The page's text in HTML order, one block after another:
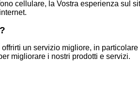
cellulare, la Vostra esperienza sul
un servizio migliore, in
migliorare i nostri prodotti e servizi.